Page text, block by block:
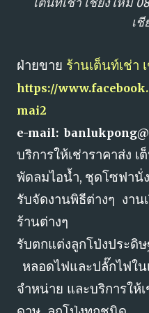
เชี
ฝ่ายขาย ร้านเต็นท์เช่า
https://
mai2
e-mail:
บริการให้เช่าราคาส่ง เ
พัดลมไอน้ำ, ชุดโซฟานั่
รับจัดงานพิธีต่างๆ งาน
ร้านต่างๆ
รับตกแต่งลูกโป่งประดิษ
หลอดไฟและปลั๊กไฟใน
จำหน่าย และบริการใ